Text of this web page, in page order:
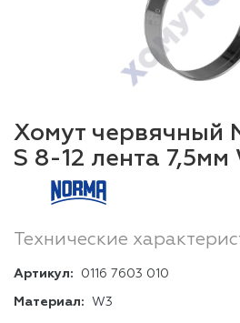
Хомут червячный
S 8-12 лента 7,5мм
Технические
Артикул: 0116 7603 010
Материал: W3